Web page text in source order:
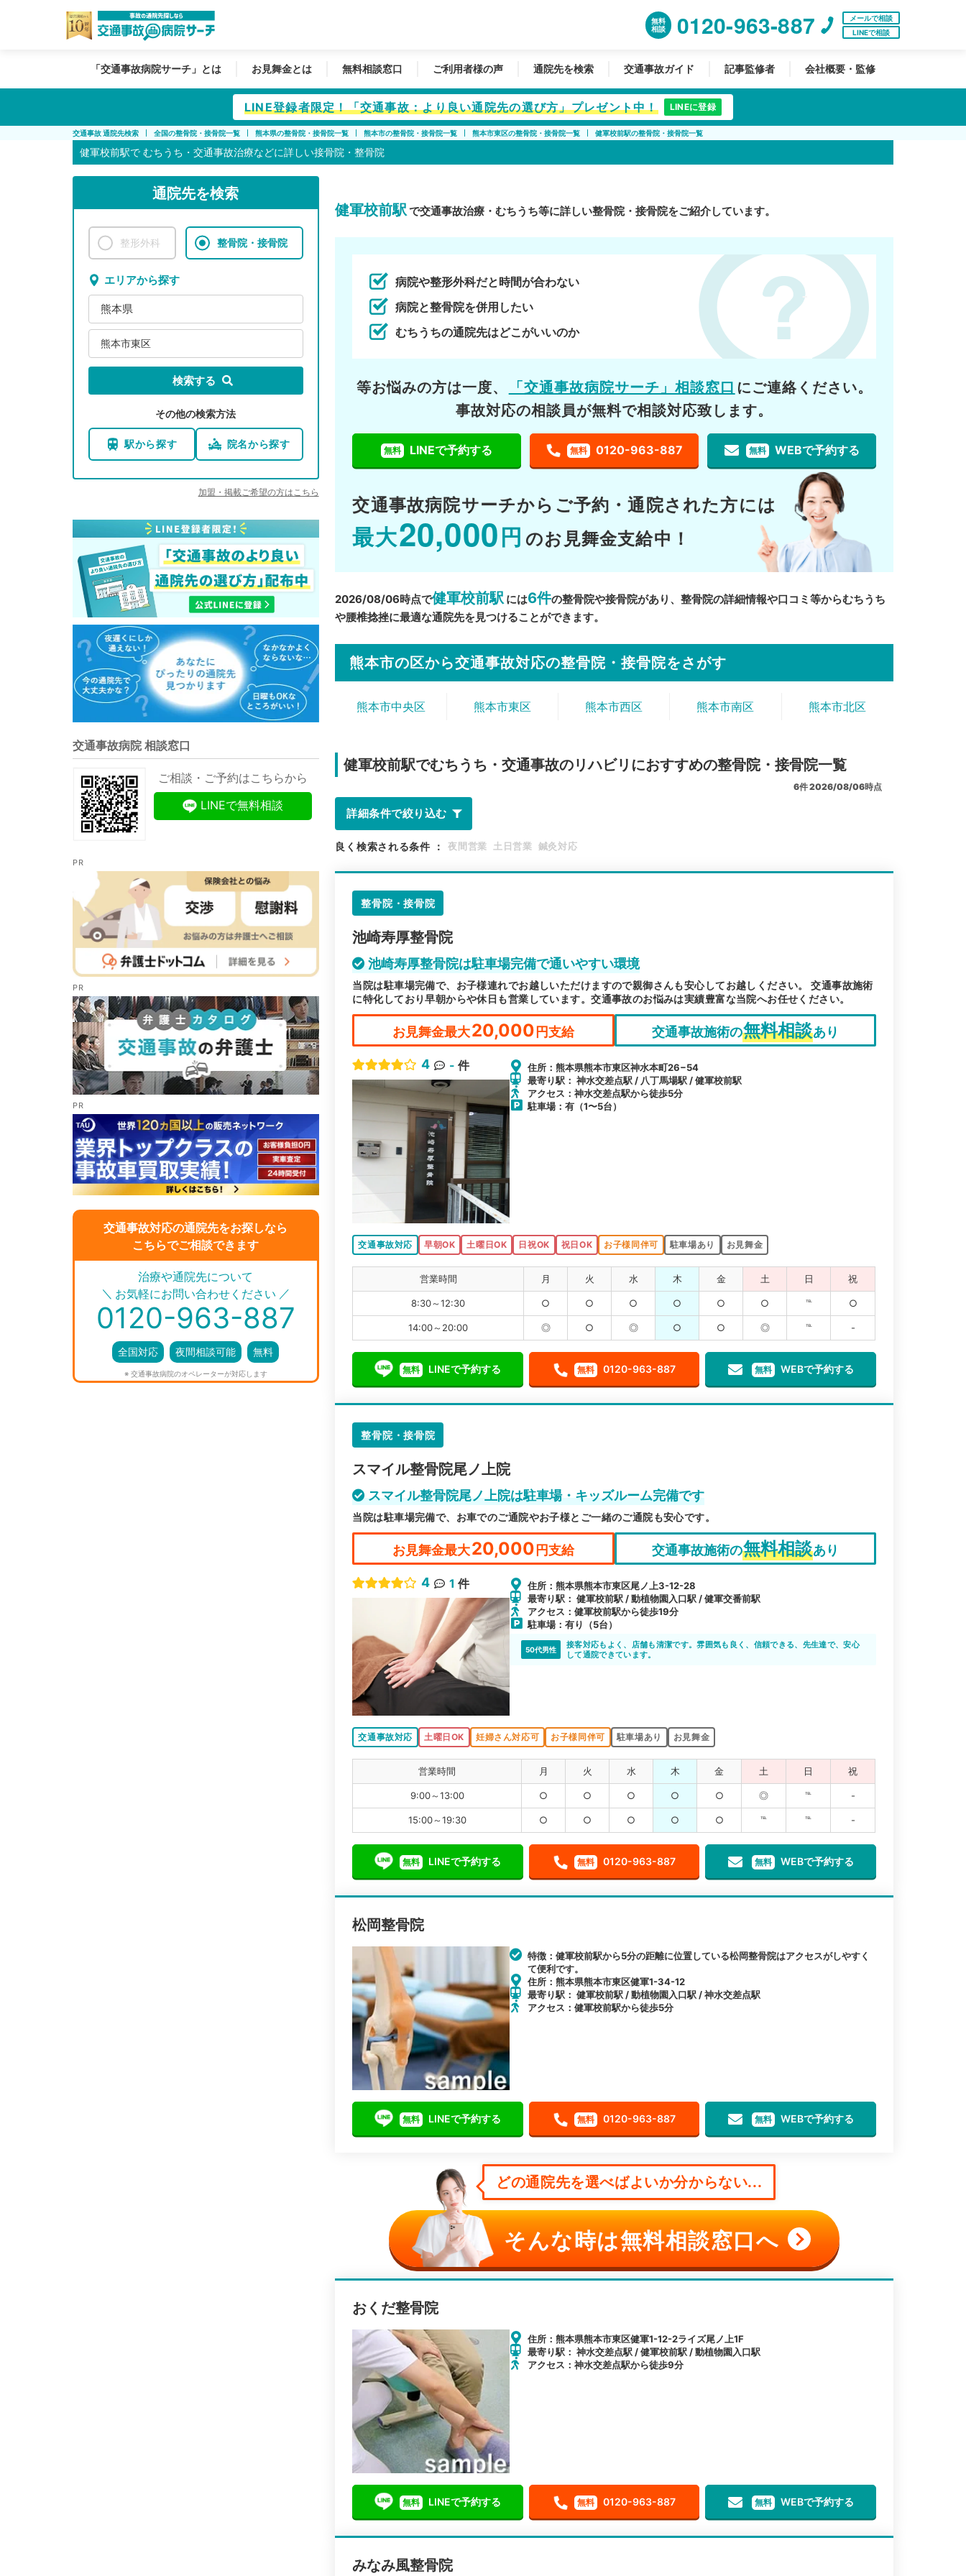
無料
相談
0120-963-887
メールで相談
LINEで相談
「交通事故病院サーチ」とは お見舞金とは 無料相談窓口 ご利用者様の声 通院先を検索 交通事故ガイド 記事監修者 会社概要・監修
LINE登録者限定！「交通事故：より良い通院先の選び方」プレゼント中！ LINEに登録
交通事故 通院先検索 全国の整骨院・接骨院一覧 熊本県の整骨院・接骨院一覧 熊本市の整骨院・接骨院一覧 熊本市東区の整骨院・接骨院一覧 健軍校前駅の整骨院・接骨院一覧
健軍校前駅で むちうち・交通事故治療などに詳しい接骨院・整骨院
通院先を検索
整形外科 整骨院・接骨院
エリアから探す
熊本県
熊本市東区
検索する
その他の検索方法
駅から探す 院名から探す
加盟・掲載ご希望の方はこちら
交通事故病院 相談窓口
ご相談・ご予約はこちらから
LINEで無料相談
交通事故対応の通院先をお探しなら
こちらでご相談できます
＼ ／
治療や通院先について
お気軽にお問い合わせください
0120-963-887
全国対応 夜間相談可能 無料
※ 交通事故病院のオペレーターが対応します
健軍校前駅で交通事故治療・むちうち等に詳しい整骨院・接骨院をご紹介しています。
病院や整形外科だと時間が合わない
病院と整骨院を併用したい
むちうちの通院先はどこがいいのか
等お悩みの方は一度、 「交通事故病院サーチ」相談窓口 にご連絡ください。
事故対応の相談員が無料で相談対応致します。
無料 LINEで予約する 無料 0120-963-887 無料 WEBで予約する
交通事故病院サーチから ご予約・通院された方には
最大20,000 円 のお見舞金支給中！
2026/08/06時点で健軍校前駅 には6件の整骨院や接骨院があり、整骨院の詳細情報や口コミ等からむちうち
や腰椎捻挫に最適な通院先を見つけることができます。
熊本市の区から交通事故対応の整骨院・接骨院をさがす
熊本市中央区 熊本市東区 熊本市西区 熊本市南区 熊本市北区
健軍校前駅でむちうち・交通事故のリハビリにおすすめの整骨院・接骨院一覧
6件2026/08/06時点
詳細条件で絞り込む
良く検索される条件 ： 夜間営業 土日営業 鍼灸対応
整骨院・接骨院
池崎寿厚整骨院
池崎寿厚整骨院は駐車場完備で通いやすい環境
当院は駐車場完備で、お子様連れでお越しいただけますので親御さんも安心してお越しください。 交通事故施術
に特化しており早朝からや休日も営業しています。交通事故のお悩みは実績豊富な当院へお任せください。
お見舞金最大20,000円支給 交通事故施術の無料相談あり
4 - 件
住所：熊本県熊本市東区神水本町26−54
最寄り駅： 神水交差点駅 / 八丁馬場駅 / 健軍校前駅
アクセス：神水交差点駅から徒歩5分
駐車場：有（1〜5台）
交通事故対応 早朝OK 土曜日OK 日祝OK 祝日OK お子様同伴可 駐車場あり お見舞金
営業時間 月 火 水 木 金 土 日 祝
8:30～12:30 ○ ○ ○ ○ ○ ○ ℡ ○
14:00～20:00 ◎ ○ ◎ ○ ○ ◎ ℡ -
無料 LINEで予約する 無料 0120-963-887 無料 WEBで予約する
整骨院・接骨院
スマイル整骨院尾ノ上院
スマイル整骨院尾ノ上院は駐車場・キッズルーム完備です
当院は駐車場完備で、お車でのご通院やお子様とご一緒のご通院も安心です。
お見舞金最大20,000円支給 交通事故施術の無料相談あり
4 1 件
住所：熊本県熊本市東区尾ノ上3-12-28
最寄り駅： 健軍校前駅 / 動植物園入口駅 / 健軍交番前駅
アクセス：健軍校前駅から徒歩19分
駐車場：有り（5台）
50代男性
接客対応もよく、店舗も清潔です。雰囲気も良く、信頼できる、先生達で、安心
して通院できています。
交通事故対応 土曜日OK 妊婦さん対応可 お子様同伴可 駐車場あり お見舞金
営業時間 月 火 水 木 金 土 日 祝
9:00～13:00 ○ ○ ○ ○ ○ ◎ ℡ -
15:00～19:30 ○ ○ ○ ○ ○ ℡ ℡ -
無料 LINEで予約する 無料 0120-963-887 無料 WEBで予約する
松岡整骨院
特徴：健軍校前駅から5分の距離に位置している松岡整骨院はアクセスがしやすく
て便利です。
住所：熊本県熊本市東区健軍1-34-12
最寄り駅： 健軍校前駅 / 動植物園入口駅 / 神水交差点駅
アクセス：健軍校前駅から徒歩5分
無料 LINEで予約する 無料 0120-963-887 無料 WEBで予約する
どの通院先を選べばよいか分からない...
そんな時は無料相談窓口へ
おくだ整骨院
住所：熊本県熊本市東区健軍1-12-2ライズ尾ノ上1F
最寄り駅： 神水交差点駅 / 健軍校前駅 / 動植物園入口駅
アクセス：神水交差点駅から徒歩9分
無料 LINEで予約する 無料 0120-963-887 無料 WEBで予約する
みなみ風整骨院